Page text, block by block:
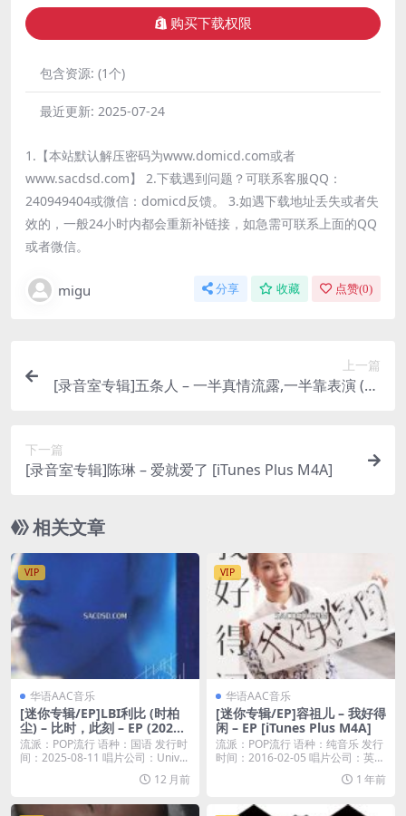
购买下载权限
包含资源: (1个)
最近更新: 2025-07-24
1.【本站默认解压密码为www.domicd.com或者
www.sacdsd.com】 2.下载遇到问题？可联系客服QQ：
240949404或微信：domicd反馈。 3.如遇下载地址丢失或者失
效的，一般24小时内都会重新补链接，如急需可联系上面的QQ
或者微信。
migu 分享 收藏 点赞(0)
上一篇
[录音室专辑]五条人 – 一半真情流露,一半靠表演 (20
下一篇
[录音室专辑]陈琳 – 爱就爱了 [iTunes Plus M4A]
相关文章
VIP
华语AAC音乐
[迷你专辑/EP]LBI利比 (时柏
尘) – 比时，此刻 – EP (2025)
[iTunes Plus M4A]
流派：POP流行 语种：国语 发行时
间：2025-08-11 唱片公司：Univ...
12 月前
VIP
华语AAC音乐
[迷你专辑/EP]容祖儿 – 我好得
闲 – EP [iTunes Plus M4A]
流派：POP流行 语种：纯音乐 发行
时间：2016-02-05 唱片公司：英皇
1 年前